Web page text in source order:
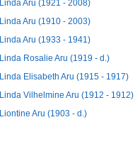
Linda Aru (1921 - 2008)
Linda Aru (1910 - 2003)
Linda Aru (1933 - 1941)
Linda Rosalie Aru (1919 - d.)
Linda Elisabeth Aru (1915 - 1917)
Linda Vilhelmine Aru (1912 - 1912)
Liontine Aru (1903 - d.)